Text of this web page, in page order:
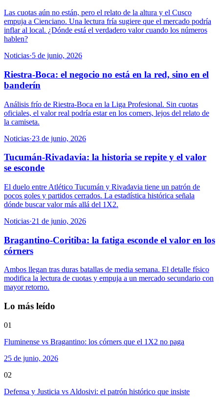
Las cuotas aún no están, pero el relato de la altura y el Cusco
empuja a Cienciano. Una lectura fría sugiere que el mercado podría
inflar al local. ¿Dónde está el verdadero valor cuando los números
hablen?
Noticias·5 de junio, 2026
Riestra-Boca: el negocio no está en la red, sino en el
banderín
Análisis frío de Riestra-Boca en la Liga Profesional. Sin cuotas
oficiales, el valor real podría estar en los corners, lejos del relato de
la camiseta.
Noticias·23 de junio, 2026
Tucumán-Rivadavia: la historia se repite y el valor
se esconde
El duelo entre Atlético Tucumán y Rivadavia tiene un patrón de
pocos goles y partidos cerrados. La estadística histórica señala
dónde buscar valor más allá del 1X2.
Noticias·21 de junio, 2026
Bragantino-Coritiba: la fatiga esconde el valor en los
córners
Ambos llegan tras duras batallas de media semana. El detalle físico
modifica la lectura de cuotas y empuja a un mercado secundario con
mayor retorno.
Lo más leído
01
Fluminense vs Bragantino: los córners que el 1X2 no paga
25 de junio, 2026
02
Defensa y Justicia vs Aldosivi: el patrón histórico que insiste